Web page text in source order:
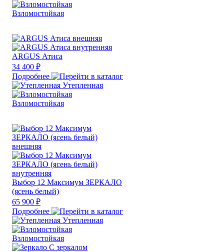
Взломостойкая
ARGUS Атиса
34 400 ₽
Подробнее
Утепленная
Взломостойкая
Выбор 12 Максимум ЗЕРКАЛО
(ясень белый)
65 900 ₽
Подробнее
Утепленная
Взломостойкая
С зеркалом